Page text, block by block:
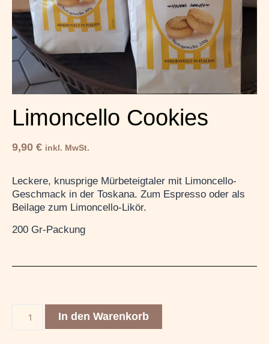
Limoncello Cookies
9,90 € inkl. MwSt.
Leckere, knusprige Mürbeteigtaler mit Limoncello-
Geschmack in der Toskana. Zum Espresso oder als
Beilage zum Limoncello-Likör.
200 Gr-Packung
In den Warenkorb